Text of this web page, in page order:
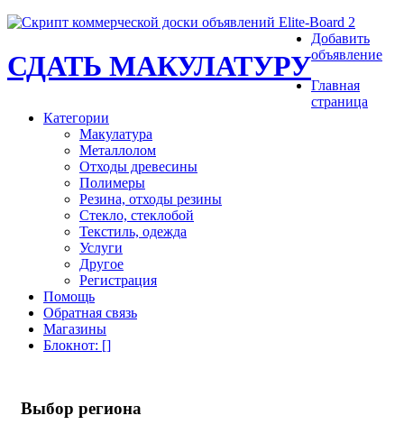
СДАТЬ МАКУЛАТУРУ
Добавить
объявление
Главная
страница
Категории
Макулатура
Металлолом
Отходы древесины
Полимеры
Резина, отходы резины
Стекло, стеклобой
Текстиль, одежда
Услуги
Другое
Регистрация
Помощь
Обратная связь
Магазины
Блокнот: []
Выбор региона